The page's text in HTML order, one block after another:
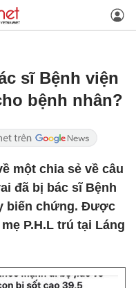
sĩ Bệnh viện
bệnh nhân?
một chia sẻ về câu
đã bị bác sĩ Bệnh
biến chứng. Được
P.H.L trú tại Láng